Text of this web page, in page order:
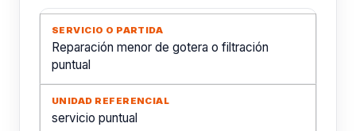
Reparación menor de gotera o filtración
puntual
servicio puntual